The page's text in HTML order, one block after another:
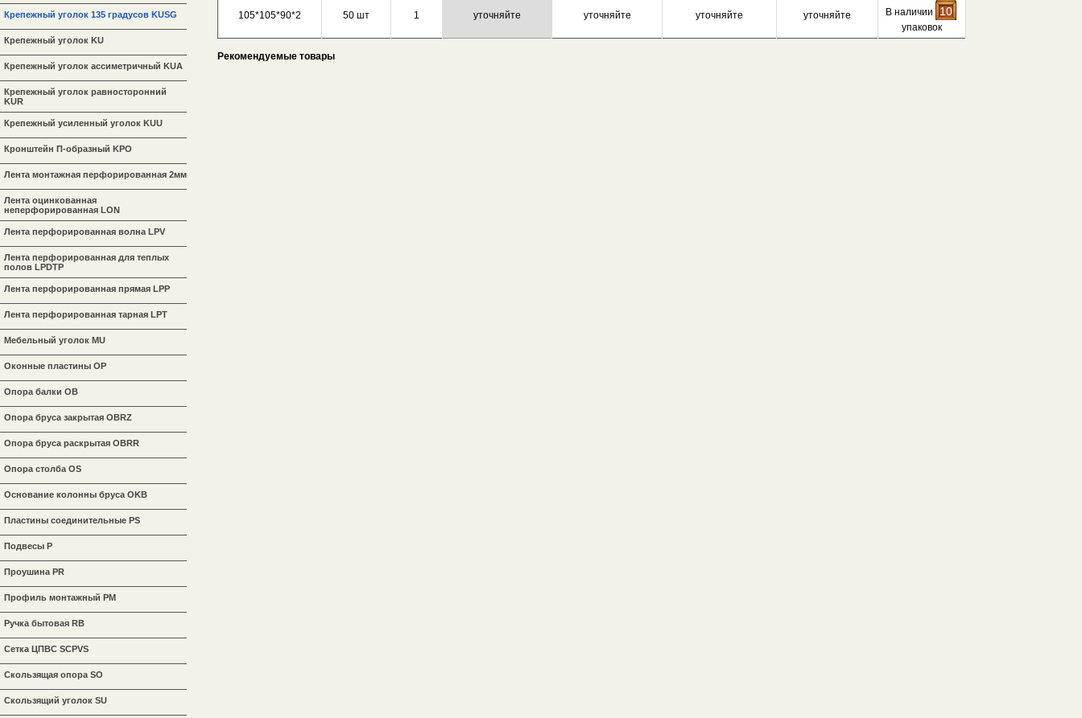
105*105*90*2 50 шт 1 уточняйте уточняйте уточняйте уточняйте В наличии 10
упаковок
Рекомендуемые товары
Крепежный уголок 135 градусов KUSG
Крепежный уголок KU
Крепежный уголок ассиметричный KUA
Крепежный уголок равносторонний
KUR
Крепежный усиленный уголок KUU
Кронштейн П-образный KPO
Лента монтажная перфорированная 2мм
Лента оцинкованная
неперфорированная LON
Лента перфорированная волна LPV
Лента перфорированная для теплых
полов LPDTP
Лента перфорированная прямая LPP
Лента перфорированная тарная LPT
Мебельный уголок MU
Оконные пластины OP
Опора балки OB
Опора бруса закрытая OBRZ
Опора бруса раскрытая OBRR
Опора столба OS
Основание колонны бруса OKB
Пластины соединительные PS
Подвесы P
Проушина PR
Профиль монтажный PM
Ручка бытовая RB
Сетка ЦПВС SCPVS
Скользящая опора SO
Скользящий уголок SU